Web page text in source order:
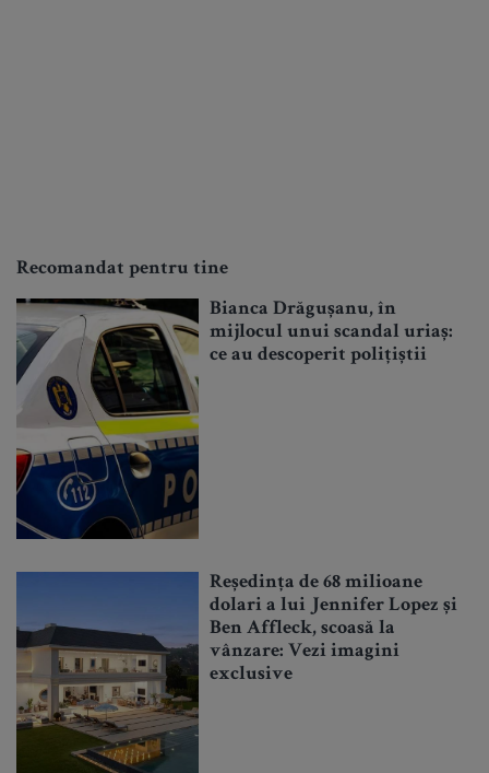
Recomandat pentru tine
Bianca Drăgușanu, în
mijlocul unui scandal uriaș:
ce au descoperit polițiștii
Reședința de 68 milioane
dolari a lui Jennifer Lopez și
Ben Affleck, scoasă la
vânzare: Vezi imagini
exclusive